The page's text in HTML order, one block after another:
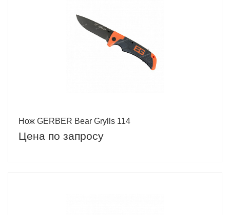
Нож GERBER Bear Grylls 114
Цена по запросу